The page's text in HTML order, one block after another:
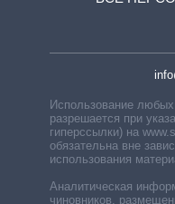
Использование
разрешается при
гиперссылки) на
обязательна вне
использования
Аналитическая
чиновников,